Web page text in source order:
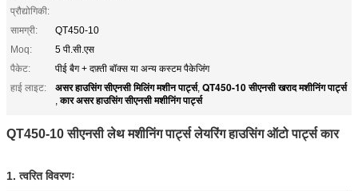
प्रौद्योगिकी:
सामग्री:
QT450-10
Moq:
5 पी.सी.एस
पैकेट:
पीई बैग + दफ़्ती बॉक्स या अन्य कस्टम पैकेजिंग
हाई लाइट:
असर हाउसिंग सीएनसी मिलिंग मशीन पार्ट्स, QT450-10 सीएनसी खराद मशीनिंग पार्ट्स
,कार असर हाउसिंग सीएनसी मशीनिंग पार्ट्स
QT450-10 सीएनसी लेथ मशीनिंग पार्ट्स लेयरिंग हाउसिंग ऑटो पार्ट्स कार
1. त्वरित विवरणः